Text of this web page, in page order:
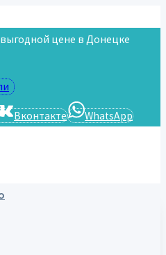
цене в Донецке
Вконтакте WhatsApp